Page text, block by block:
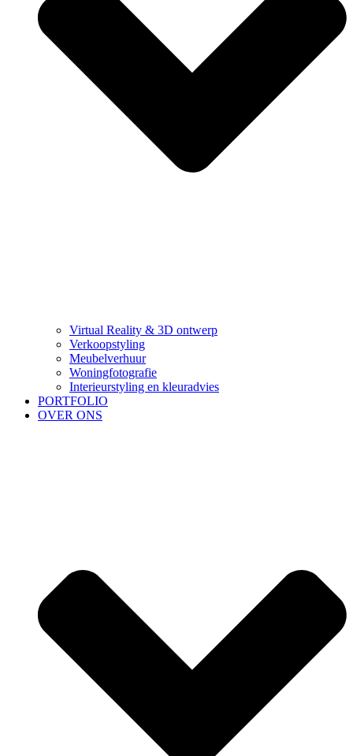
Virtual Reality & 3D ontwerp
Verkoopstyling
Meubelverhuur
Woningfotografie
Interieurstyling en kleuradvies
PORTFOLIO
OVER ONS